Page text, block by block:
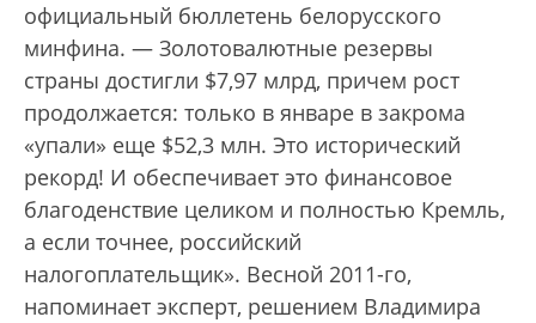
официальный бюллетень белорусского
минфина. — Золотовалютные резервы
страны достигли $7,97 млрд, причем рост
продолжается: только в январе в закрома
«упали» еще $52,3 млн. Это исторический
рекорд! И обеспечивает это финансовое
благоденствие целиком и полностью Кремль,
а если точнее, российский
налогоплательщик». Весной 2011-го,
напоминает эксперт, решением Владимира